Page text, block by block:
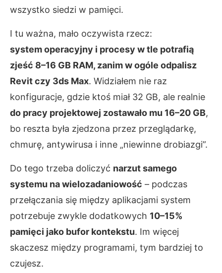
wszystko siedzi w pamięci.
I tu ważna, mało oczywista rzecz:
system operacyjny i procesy w tle potrafią
zjeść 8–16 GB RAM, zanim w ogóle odpalisz
Revit czy 3ds Max. Widziałem nie raz
konfiguracje, gdzie ktoś miał 32 GB, ale realnie
do pracy projektowej zostawało mu 16–20 GB,
bo reszta była zjedzona przez przeglądarkę,
chmurę, antywirusa i inne „niewinne drobiazgi”.
Do tego trzeba doliczyć narzut samego
systemu na wielozadaniowość – podczas
przełączania się między aplikacjami system
potrzebuje zwykle dodatkowych 10–15%
pamięci jako bufor kontekstu. Im więcej
skaczesz między programami, tym bardziej to
czujesz.